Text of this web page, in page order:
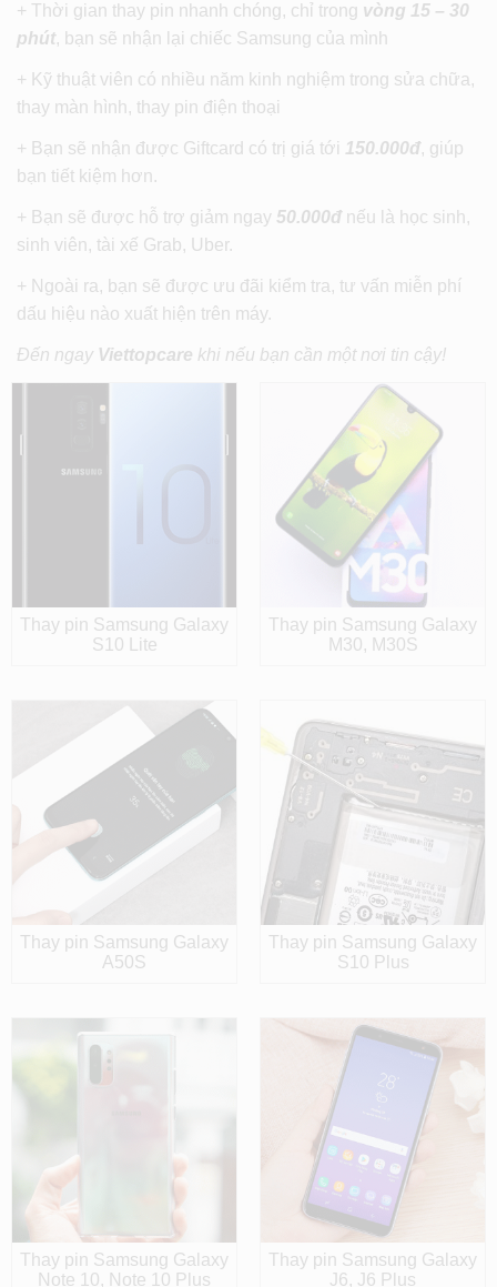
+ Thời gian thay pin nhanh chóng, chỉ trong vòng 15 – 30
phút, bạn sẽ nhận lại chiếc Samsung của mình
+ Kỹ thuật viên có nhiều năm kinh nghiệm trong sửa chữa,
thay màn hình, thay pin điện thoại
+ Bạn sẽ nhận được Giftcard có trị giá tới 150.000đ, giúp
bạn tiết kiệm hơn.
+ Bạn sẽ được hỗ trợ giảm ngay 50.000đnếu là học sinh,
sinh viên, tài xế Grab, Uber.
+ Ngoài ra, bạn sẽ được ưu đãi kiểm tra, tư vấn miễn phí
dấu hiệu nào xuất hiện trên máy.
Đến ngay Viettopcare khi nếu bạn cần một nơi tin cậy!
Thay pin Samsung Galaxy
S10 Lite
Thay pin Samsung Galaxy
M30, M30S
Thay pin Samsung Galaxy
A50S
Thay pin Samsung Galaxy
S10 Plus
Thay pin Samsung Galaxy
Note 10, Note 10 Plus
Thay pin Samsung Galaxy
J6, J6 Plus